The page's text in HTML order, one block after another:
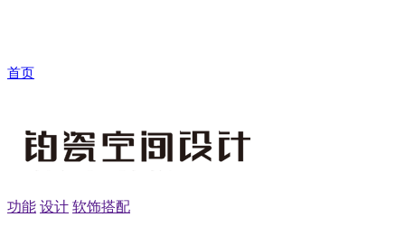
首页
功能 设计 软饰搭配